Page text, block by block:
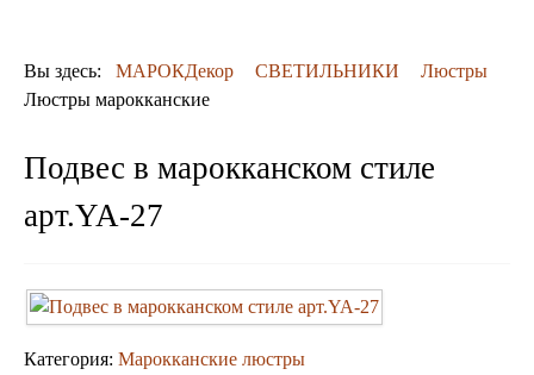
Люстры марокканские
Люстры из мозаики
Люстры со стеклом
Марокканские Мозаичные
ПОСУДА
Вы здесь: МАРОКДекор СВЕТИЛЬНИКИ
Люстры
Люстры марокканские
Подвес в марокканском стиле
арт.YA-27
Категория: Марокканские люстры